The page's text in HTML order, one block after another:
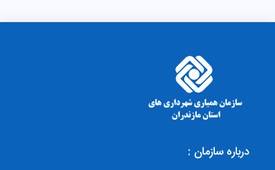
درباره سازمان :